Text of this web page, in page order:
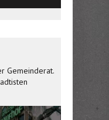
Gemeinderat.